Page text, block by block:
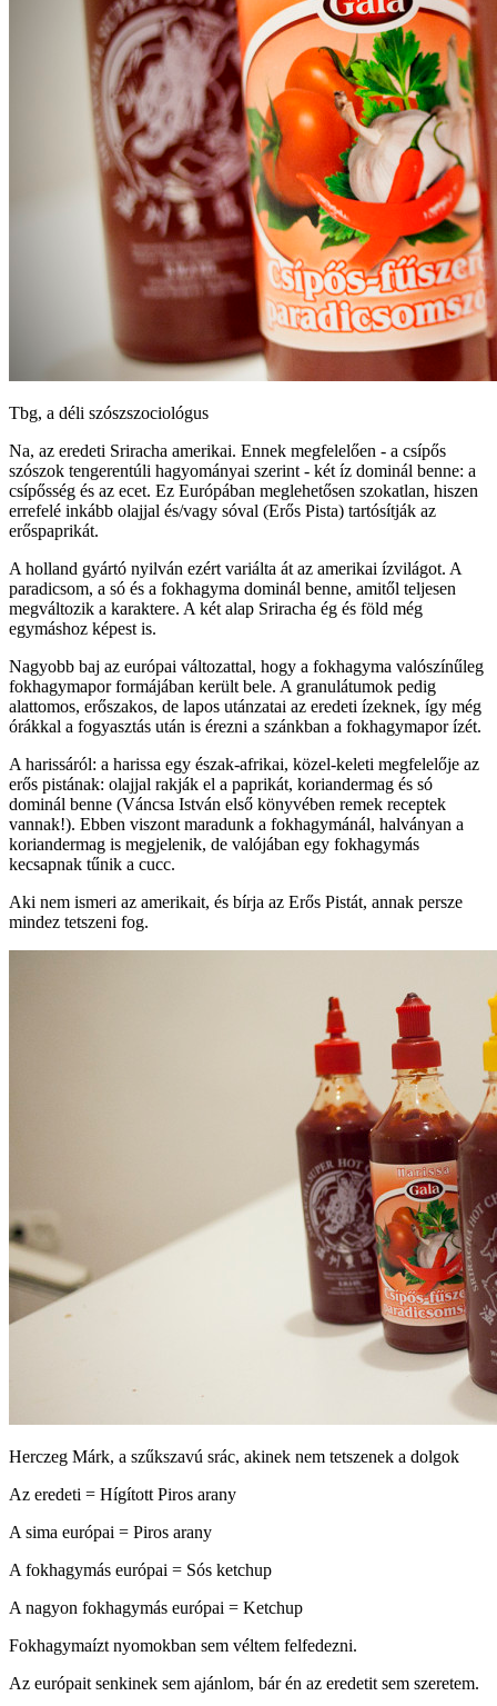
Tbg, a déli szószszociológus
Na, az eredeti Sriracha amerikai. Ennek megfelelően - a csípős
szószok tengerentúli hagyományai szerint - két íz dominál benne: a
csípősség és az ecet. Ez Európában meglehetősen szokatlan, hiszen
errefelé inkább olajjal és/vagy sóval (Erős Pista) tartósítják az
erőspaprikát.
A holland gyártó nyilván ezért variálta át az amerikai ízvilágot. A
paradicsom, a só és a fokhagyma dominál benne, amitől teljesen
megváltozik a karaktere. A két alap Sriracha ég és föld még
egymáshoz képest is.
Nagyobb baj az európai változattal, hogy a fokhagyma valószínűleg
fokhagymapor formájában került bele. A granulátumok pedig
alattomos, erőszakos, de lapos utánzatai az eredeti ízeknek, így még
órákkal a fogyasztás után is érezni a szánkban a fokhagymapor ízét.
A harissáról: a harissa egy észak-afrikai, közel-keleti megfelelője az
erős pistának: olajjal rakják el a paprikát, koriandermag és só
dominál benne (Váncsa István első könyvében remek receptek
vannak!). Ebben viszont maradunk a fokhagymánál, halványan a
koriandermag is megjelenik, de valójában egy fokhagymás
kecsapnak tűnik a cucc.
Aki nem ismeri az amerikait, és bírja az Erős Pistát, annak persze
mindez tetszeni fog.
Herczeg Márk, a szűkszavú srác, akinek nem tetszenek a dolgok
Az eredeti = Hígított Piros arany
A sima európai = Piros arany
A fokhagymás európai = Sós ketchup
A nagyon fokhagymás európai = Ketchup
Fokhagymaízt nyomokban sem véltem felfedezni.
Az európait senkinek sem ajánlom, bár én az eredetit sem szeretem.